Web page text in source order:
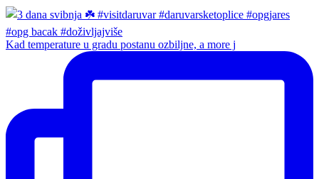
Kad temperature u gradu postanu ozbiljne, a more j